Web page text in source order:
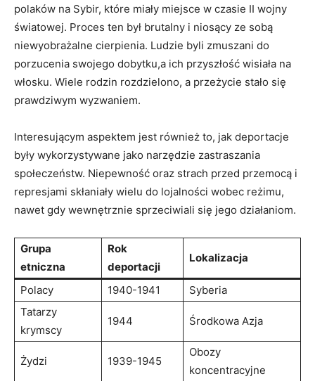
polaków na Sybir, które miały miejsce w czasie II wojny
światowej. Proces ten był brutalny i niosący ze sobą
niewyobrażalne cierpienia. Ludzie byli zmuszani do
porzucenia swojego dobytku,a ich przyszłość wisiała na
włosku. Wiele rodzin rozdzielono, a przeżycie stało się
prawdziwym wyzwaniem.
Interesującym aspektem jest również to, jak deportacje
były wykorzystywane jako narzędzie zastraszania
społeczeństw. Niepewność oraz strach przed przemocą i
represjami skłaniały wielu do lojalności wobec reżimu,
nawet gdy wewnętrznie sprzeciwiali się jego działaniom.
Grupa
etniczna
Rok
deportacji
Lokalizacja
Polacy 1940-1941
Syberia
Tatarzy
krymscy
1944 Środkowa Azja
Żydzi 1939-1945
Obozy
koncentracyjne